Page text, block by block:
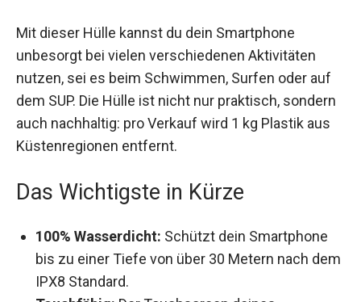
unbesorgt bei vielen verschiedenen Aktivitäten
nutzen, sei es beim Schwimmen, Surfen oder auf
dem SUP. Die Hülle ist nicht nur praktisch,
sondern auch nachhaltig: pro Verkauf wird 1 kg
Plastik aus Küstenregionen entfernt.
Das Wichtigste in Kürze
bis zu einer Tiefe von über 30 Metern nach
dem IPX8 Standard.
Touchfähig: Der Touchscreen deines